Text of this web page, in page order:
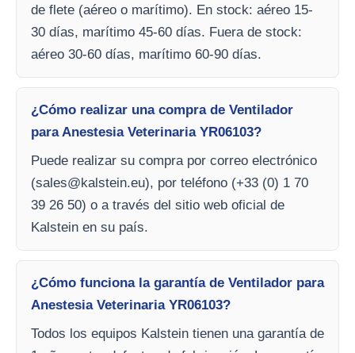
de flete (aéreo o marítimo). En stock: aéreo 15-
30 días, marítimo 45-60 días. Fuera de stock:
aéreo 30-60 días, marítimo 60-90 días.
¿Cómo realizar una compra de Ventilador
para Anestesia Veterinaria YR06103?
Puede realizar su compra por correo electrónico
(sales@kalstein.eu), por teléfono (+33 (0) 1 70
39 26 50) o a través del sitio web oficial de
Kalstein en su país.
¿Cómo funciona la garantía de Ventilador para
Anestesia Veterinaria YR06103?
Todos los equipos Kalstein tienen una garantía de